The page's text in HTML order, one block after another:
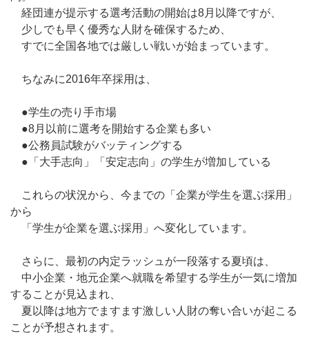
経団連が提示する選考活動の開始は8月以降ですが、
少しでも早く優秀な人財を確保するため、
すでに全国各地では厳しい戦いが始まっています。
ちなみに2016年卒採用は、
●学生の売り手市場
●8月以前に選考を開始する企業も多い
●公務員試験がバッティングする
●「大手志向」「安定志向」の学生が増加している
これらの状況から、今までの「企業が学生を選ぶ採用」
から
「学生が企業を選ぶ採用」へ変化しています。
さらに、最初の内定ラッシュが一段落する夏頃は、
中小企業・地元企業へ就職を希望する学生が一気に増加
することが見込まれ、
夏以降は地方でますます激しい人財の奪い合いが起こる
ことが予想されます。